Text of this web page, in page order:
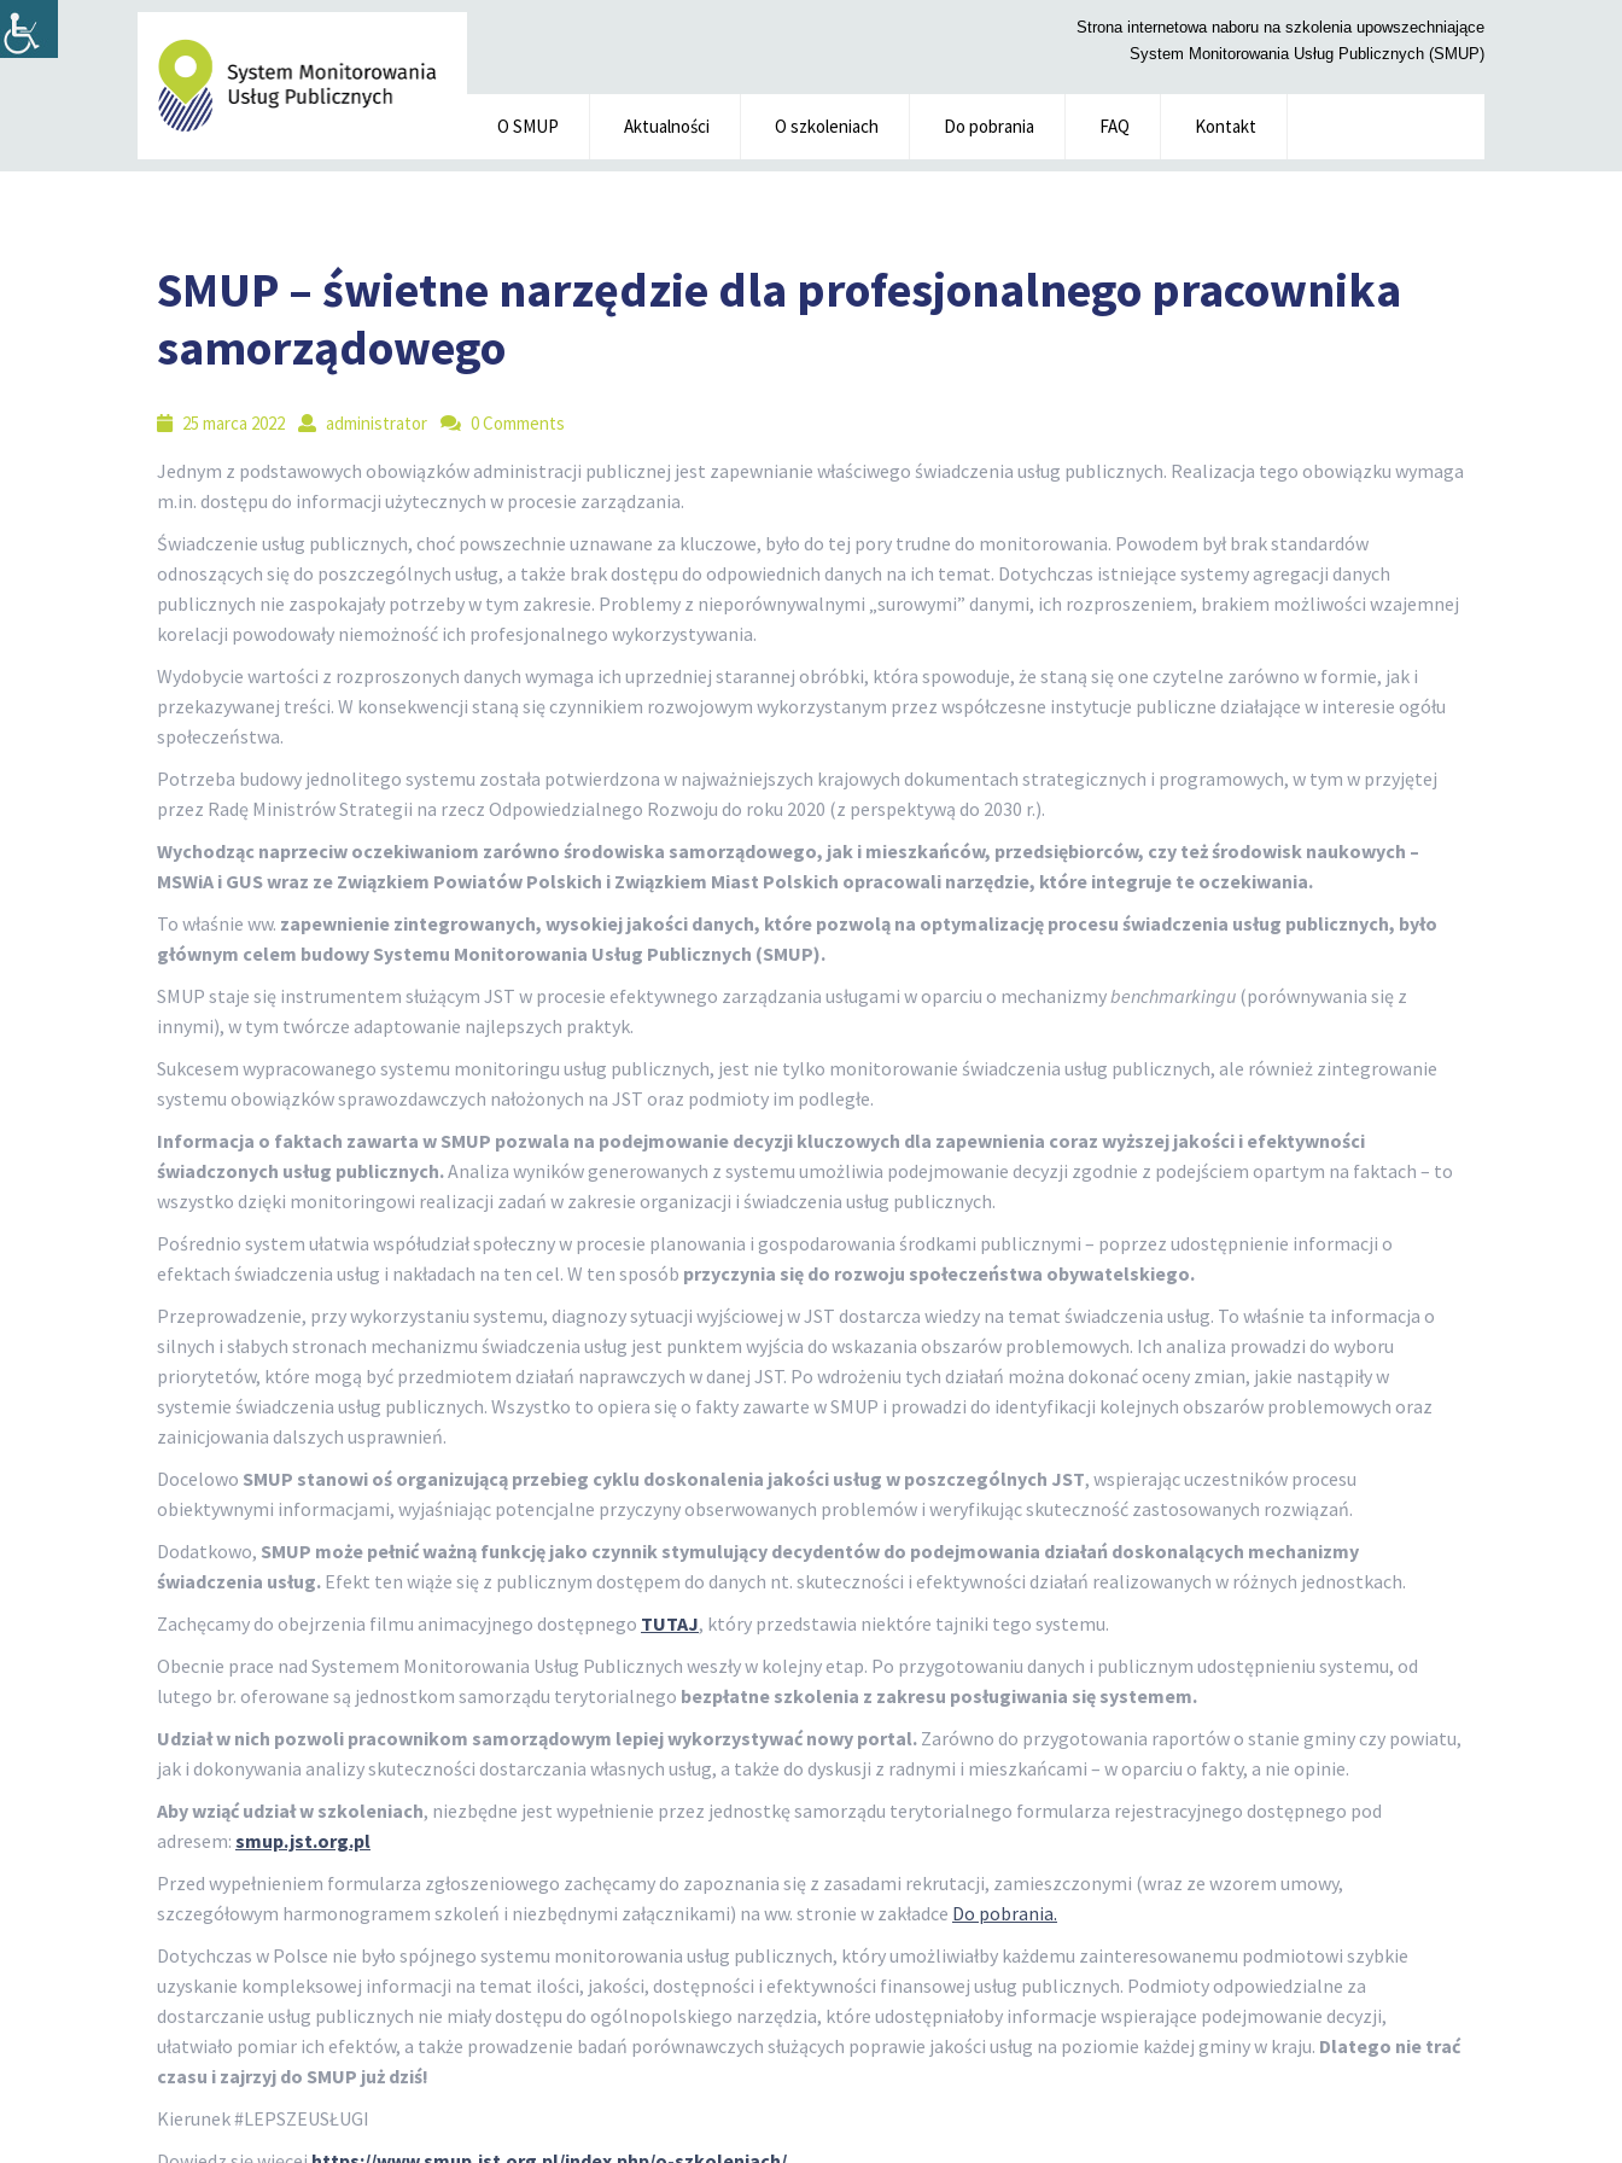
Strona internetowa naboru na szkolenia upowszechniające
System Monitorowania Usług Publicznych (SMUP)
O SMUP Aktualności O szkoleniach Do pobrania FAQ Kontakt
SMUP – świetne narzędzie dla profesjonalnego pracownika
samorządowego
25 marca 2022 administrator 0 Comments
Jednym z podstawowych obowiązków administracji publicznej jest zapewnianie właściwego świadczenia usług publicznych. Realizacja tego obowiązku wymaga
m.in. dostępu do informacji użytecznych w procesie zarządzania.
Świadczenie usług publicznych, choć powszechnie uznawane za kluczowe, było do tej pory trudne do monitorowania. Powodem był brak standardów
odnoszących się do poszczególnych usług, a także brak dostępu do odpowiednich danych na ich temat. Dotychczas istniejące systemy agregacji danych
publicznych nie zaspokajały potrzeby w tym zakresie. Problemy z nieporównywalnymi „surowymi” danymi, ich rozproszeniem, brakiem możliwości wzajemnej
korelacji powodowały niemożność ich profesjonalnego wykorzystywania.
Wydobycie wartości z rozproszonych danych wymaga ich uprzedniej starannej obróbki, która spowoduje, że staną się one czytelne zarówno w formie, jak i
przekazywanej treści. W konsekwencji staną się czynnikiem rozwojowym wykorzystanym przez współczesne instytucje publiczne działające w interesie ogółu
społeczeństwa.
Potrzeba budowy jednolitego systemu została potwierdzona w najważniejszych krajowych dokumentach strategicznych i programowych, w tym w przyjętej
przez Radę Ministrów Strategii na rzecz Odpowiedzialnego Rozwoju do roku 2020 (z perspektywą do 2030 r.).
Wychodząc naprzeciw oczekiwaniom zarówno środowiska samorządowego, jak i mieszkańców, przedsiębiorców, czy też środowisk naukowych –
MSWiA i GUS wraz ze Związkiem Powiatów Polskich i Związkiem Miast Polskich opracowali narzędzie, które integruje te oczekiwania.
To właśnie ww. zapewnienie zintegrowanych, wysokiej jakości danych, które pozwolą na optymalizację procesu świadczenia usług publicznych, było
głównym celem budowy Systemu Monitorowania Usług Publicznych (SMUP).
SMUP staje się instrumentem służącym JST w procesie efektywnego zarządzania usługami w oparciu o mechanizmybenchmarkingu (porównywania się z
innymi), w tym twórcze adaptowanie najlepszych praktyk.
Sukcesem wypracowanego systemu monitoringu usług publicznych, jest nie tylko monitorowanie świadczenia usług publicznych, ale również zintegrowanie
systemu obowiązków sprawozdawczych nałożonych na JST oraz podmioty im podległe.
Informacja o faktach zawarta w SMUP pozwala na podejmowanie decyzji kluczowych dla zapewnienia coraz wyższej jakości i efektywności
świadczonych usług publicznych.Analiza wyników generowanych z systemu umożliwia podejmowanie decyzji zgodnie z podejściem opartym na faktach – to
wszystko dzięki monitoringowi realizacji zadań w zakresie organizacji i świadczenia usług publicznych.
Pośrednio system ułatwia współudział społeczny w procesie planowania i gospodarowania środkami publicznymi – poprzez udostępnienie informacji o
efektach świadczenia usług i nakładach na ten cel. W ten sposób przyczynia się do rozwoju społeczeństwa obywatelskiego.
Przeprowadzenie, przy wykorzystaniu systemu, diagnozy sytuacji wyjściowej w JST dostarcza wiedzy na temat świadczenia usług. To właśnie ta informacja o
silnych i słabych stronach mechanizmu świadczenia usług jest punktem wyjścia do wskazania obszarów problemowych. Ich analiza prowadzi do wyboru
priorytetów, które mogą być przedmiotem działań naprawczych w danej JST. Po wdrożeniu tych działań można dokonać oceny zmian, jakie nastąpiły w
systemie świadczenia usług publicznych. Wszystko to opiera się o fakty zawarte w SMUP i prowadzi do identyfikacji kolejnych obszarów problemowych oraz
zainicjowania dalszych usprawnień.
Docelowo SMUP stanowi oś organizującą przebieg cyklu doskonalenia jakości usług w poszczególnych JST, wspierając uczestników procesu
obiektywnymi informacjami, wyjaśniając potencjalne przyczyny obserwowanych problemów i weryfikując skuteczność zastosowanych rozwiązań.
Dodatkowo, SMUP może pełnić ważną funkcję jako czynnik stymulujący decydentów do podejmowania działań doskonalących mechanizmy
świadczenia usług. Efekt ten wiąże się z publicznym dostępem do danych nt. skuteczności i efektywności działań realizowanych w różnych jednostkach.
Zachęcamy do obejrzenia filmu animacyjnego dostępnego TUTAJ, który przedstawia niektóre tajniki tego systemu.
Obecnie prace nad Systemem Monitorowania Usług Publicznych weszły w kolejny etap. Po przygotowaniu danych i publicznym udostępnieniu systemu, od
lutego br. oferowane są jednostkom samorządu terytorialnego bezpłatne szkolenia z zakresu posługiwania się systemem.
Udział w nich pozwoli pracownikom samorządowym lepiej wykorzystywać nowy portal. Zarówno do przygotowania raportów o stanie gminy czy powiatu,
jak i dokonywania analizy skuteczności dostarczania własnych usług, a także do dyskusji z radnymi i mieszkańcami – w oparciu o fakty, a nie opinie.
Aby wziąć udział w szkoleniach, niezbędne jest wypełnienie przez jednostkę samorządu terytorialnego formularza rejestracyjnego dostępnego pod
adresem: smup.jst.org.pl
Przed wypełnieniem formularza zgłoszeniowego zachęcamy do zapoznania się z zasadami rekrutacji, zamieszczonymi (wraz ze wzorem umowy,
szczegółowym harmonogramem szkoleń i niezbędnymi załącznikami) na ww. stronie w zakładce Do pobrania.
Dotychczas w Polsce nie było spójnego systemu monitorowania usług publicznych, który umożliwiałby każdemu zainteresowanemu podmiotowi szybkie
uzyskanie kompleksowej informacji na temat ilości, jakości, dostępności i efektywności finansowej usług publicznych. Podmioty odpowiedzialne za
dostarczanie usług publicznych nie miały dostępu do ogólnopolskiego narzędzia, które udostępniałoby informacje wspierające podejmowanie decyzji,
ułatwiało pomiar ich efektów, a także prowadzenie badań porównawczych służących poprawie jakości usług na poziomie każdej gminy w kraju. Dlatego nie trać
czasu i zajrzyj do SMUP już dziś!
Kierunek #LEPSZEUSŁUGI